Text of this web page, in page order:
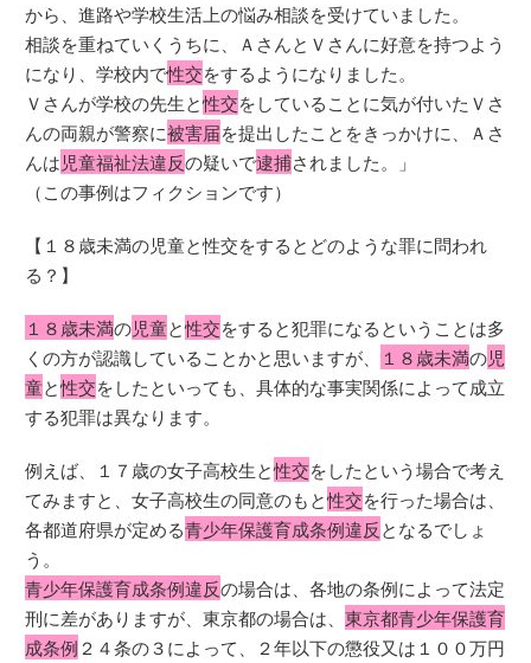
から、進路や学校生活上の悩み相談を受けていました。
相談を重ねていくうちに、ＡさんとＶさんに好意を持つよう
になり、学校内で性交をするようになりました。
Ｖさんが学校の先生と性交をしていることに気が付いたＶさ
んの両親が警察に被害届を提出したことをきっかけに、Ａさ
んは児童福祉法違反の疑いで逮捕されました。」
（この事例はフィクションです）
【１８歳未満の児童と性交をするとどのような罪に問われ
る？】
１８歳未満の児童と性交をすると犯罪になるということは多
くの方が認識していることかと思いますが、
１８歳未満の児
童と性交をしたといっても、具体的な事実関係によって成立
する犯罪は異なります。
例えば、１７歳の女子高校生と性交をしたという場合で考え
てみますと、女子高校生の同意のもと性交を行った場合は、
各都道府県が定める青少年保護育成条例違反となるでしょ
う。
青少年保護育成条例違反の場合は、各地の条例によって法定
刑に差がありますが、東京都の場合は、東京都青少年保護育
成条例２４条の３によって、２年以下の懲役又は１００万円